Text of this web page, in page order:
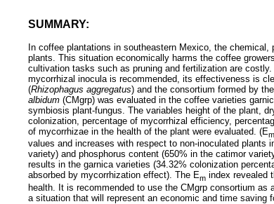
SUMMARY:
In coffee plantations in southeastern Mexico, the
plants. This situation economically harms the coffee
cultivation tasks such as pruning and fertilization are
mycorrhizal inocula is recommended, its effectiveness is
(Rhizophagus aggregatus) and the consortium formed by
albidum (CMgrp) was evaluated in the coffee varieties
symbiosis plant-fungus. The variables height of the plant,
colonization, percentage of mycorrhizal efficiency,
of mycorrhizae in the health of the plant were evaluated. (Em
values and increases with respect to non-inoculated plants
variety) and phosphorus content (650% in the catimor
results in the garnica varieties (34.32% colonization
absorbed by mycorrhization effect). The Em index revealed
health. It is recommended to use the CMgrp consortium
a situation that will represent an economic and time saving